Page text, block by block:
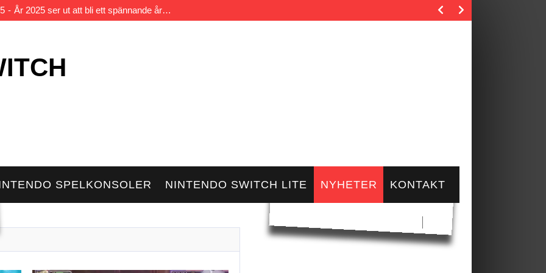
År 2025 ser ut att bli ett spännande år…
har sedan originalets lansering blivit en bästsäljande spelserie.…
SPELKONSOLER NINTENDO SWITCH LITE NYHETER KONTAKT